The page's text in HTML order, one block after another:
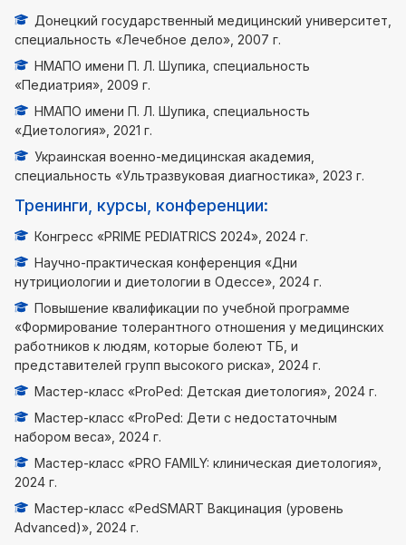
Донецкий государственный медицинский университет,
специальность «Лечебное дело», 2007 г.
НМАПО имени П. Л. Шупика, специальность
«Педиатрия», 2009 г.
НМАПО имени П. Л. Шупика, специальность
«Диетология», 2021 г.
Украинская военно-медицинская академия,
специальность «Ультразвуковая диагностика», 2023 г.
Тренинги, курсы, конференции:
Конгресс «PRIME PEDIATRICS 2024», 2024 г.
Научно-практическая конференция «Дни
нутрициологии и диетологии в Одессе», 2024 г.
Повышение квалификации по учебной программе
«Формирование толерантного отношения у медицинских
работников к людям, которые болеют ТБ, и
представителей групп высокого риска», 2024 г.
Мастер-класс «ProPed: Детская диетология», 2024 г.
Мастер-класс «ProPed: Дети с недостаточным
набором веса», 2024 г.
Мастер-класс «PRO FAMILY: клиническая диетология»,
2024 г.
Мастер-класс «PedSMART Вакцинация (уровень
Advanced)», 2024 г.